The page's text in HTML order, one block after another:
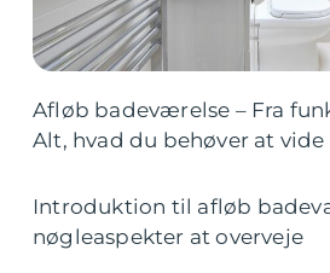
Afløb badeværelse – Fra
Alt, hvad du behøver at vide
Introduktion til afløb
nøgleaspekter at overveje